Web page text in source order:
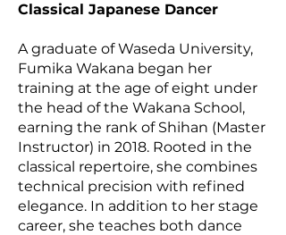
Classical Japanese Dancer
A graduate of Waseda University,
Fumika Wakana began her
training at the age of eight under
the head of the Wakana School,
earning the rank of Shihan (Master
Instructor) in 2018. Rooted in the
classical repertoire, she combines
technical precision with refined
elegance. In addition to her stage
career, she teaches both dance